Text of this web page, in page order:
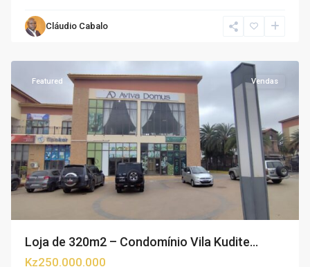
Cláudio Cabalo
Patriota,
Featured Vendas
Loja de 320m2 – Condomínio Vila Kudite...
Kz250.000.000